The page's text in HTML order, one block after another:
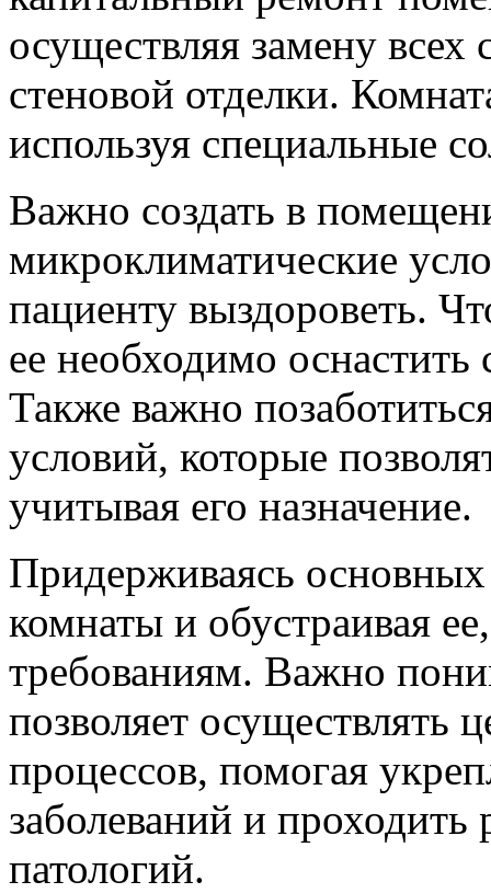
осуществляя замену всех
стеновой отделки.
используя специальные
Важно создать в
микроклиматические
пациенту выздороветь.
ее необходимо
Также важно
условий, которые
учитывая его назначение.
Придерживаясь основных
комнаты и обустраивая
требованиям. Важно
позволяет осуществлять
процессов, помогая
заболеваний и
патологий.